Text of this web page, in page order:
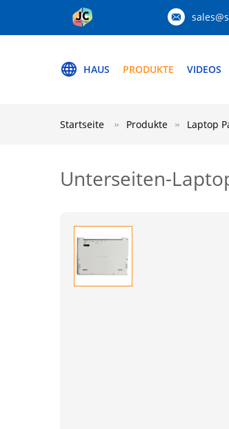
HAUS PRODUKTE VIDEOS
Startseite Produkte Laptop
Unterseiten-